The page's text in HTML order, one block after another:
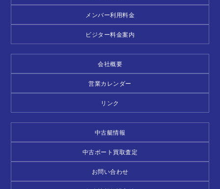
メンバー利用料金
ビジター料金案内
会社概要
営業カレンダー
リンク
中古艇情報
中古ボート買取査定
お問い合わせ